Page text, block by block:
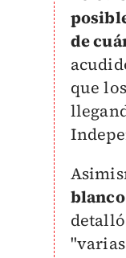
de
que